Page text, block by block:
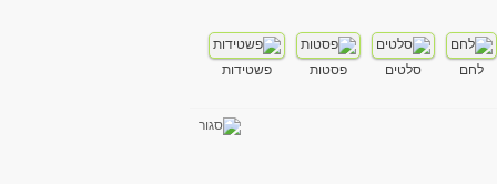
לחם סלטים פסטות פשטידות